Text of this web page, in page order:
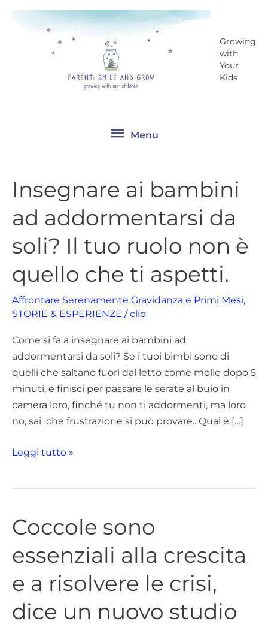
Growing
with
Your
Kids
Menu
Menu
Insegnare ai bambini
ad addormentarsi da
soli? Il tuo ruolo non è
quello che ti aspetti.
Affrontare Serenamente Gravidanza e Primi Mesi,
STORIE & ESPERIENZE /clio
Come si fa a insegnare ai bambini ad
addormentarsi da soli? Se i tuoi bimbi sono di
quelli che saltano fuori dal letto come molle dopo 5
minuti, e finisci per passare le serate al buio in
camera loro, finché tu non ti addormenti, ma loro
no, sai che frustrazione si può provare.. Qual è […]
Insegnare
ai
bambini
addormentarsi
soli?
Il
tuo
non
è
quello
che
ti
aspetti.
Leggi tutto »
Coccole sono
essenziali alla crescita
e a risolvere le crisi,
dice un nuovo studio
Coccole
sono
essenziali
crescita
a